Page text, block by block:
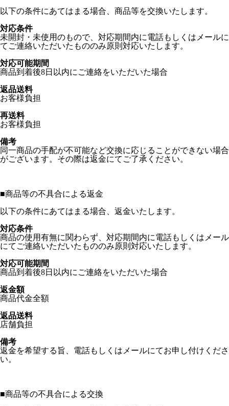
以下の条件にあてはまる場合、商品等を交換いたします。
対応条件
未開封・未使用のもので、対応期間内に電話もしくはメールに
てご連絡いただいたもののみ原則対応いたします。
対応可能期間
商品到着後8日以内にご連絡をいただいた場合
返品送料
お客様負担
再送料
お客様負担
備考
同一商品の手配が不可能など交換に応じることができない場合
がございます。その際は返金にてご了承ください。
■商品等の不具合による返金
以下の条件にあてはまる場合、返金いたします。
対応条件
商品の使用有無に関わらず、対応期間内に電話もしくはメール
にてご連絡いただいたもののみ原則対応いたします。
対応可能期間
商品到着後8日以内にご連絡をいただいた場合
返金額
商品代金全額
返品送料
店舗負担
備考
返金を希望する旨、電話もしくはメールにてお申し付けくださ
い。
■商品等の不具合による交換